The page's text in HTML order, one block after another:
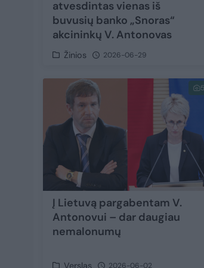
atvesdintas vienas iš
buvusių banko „Snoras“
akcininkų V. Antonovas
Žinios 2026-06-29
5
Į Lietuvą pargabentam V.
Antonovui – dar daugiau
nemalonumų
2026-06-02